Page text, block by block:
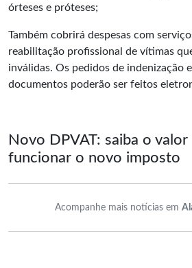
órteses e próteses;
Também cobrirá despesas com
reabilitação profissional de vítimas
inválidas. Os pedidos de indenização
documentos poderão ser feitos
Novo DPVAT: saiba o
funcionar o novo imposto
Acompanhe mais notícias em